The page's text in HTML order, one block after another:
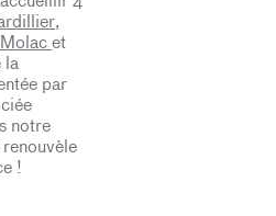
,
et
la
par
notre
!